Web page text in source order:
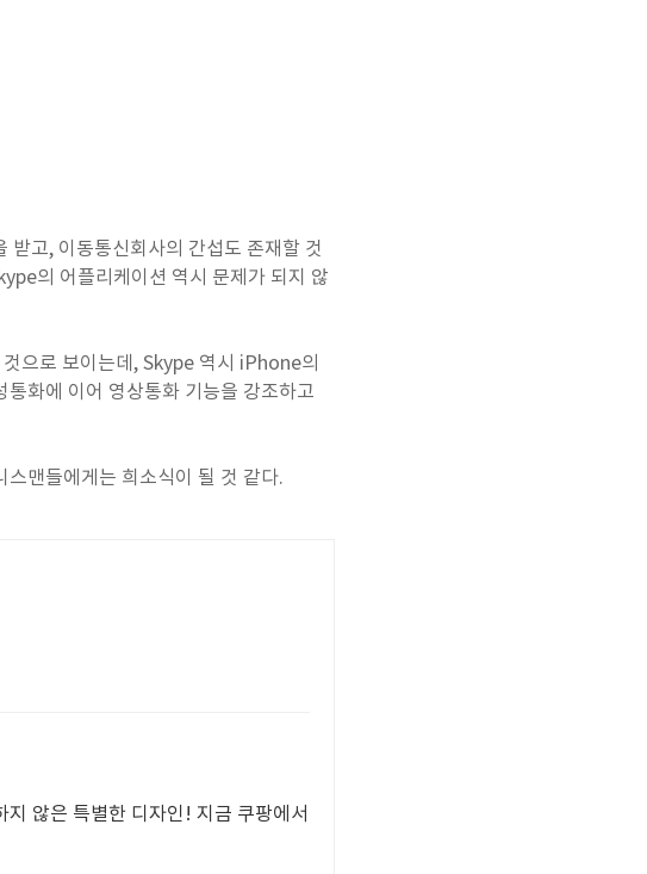
받고, 이동통신회사의 간섭도 존재할 것
의 어플리케이션 역시 문제가 되지 않
으로 보이는데, Skype 역시 iPhone의
화에 이어 영상통화 기능을 강조하고
맨들에게는 희소식이 될 것 같다.
않은 특별한 디자인! 지금 쿠팡에서